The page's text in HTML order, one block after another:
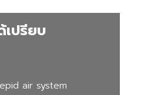
เปรียบ
air system